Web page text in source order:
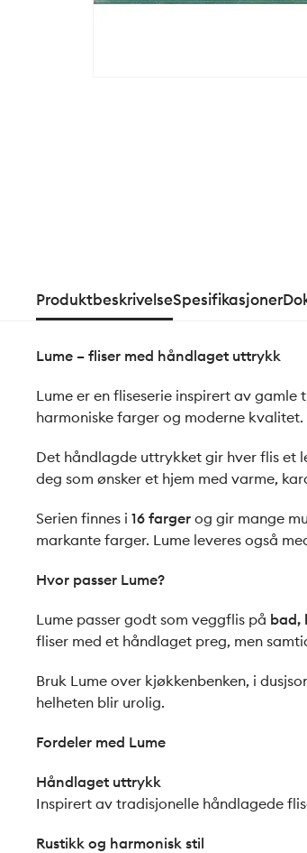
ProduktbeskrivelseSpesifikasjoner
Lume – fliser med håndlaget uttrykk
Lume er en fliseserie inspirert av
harmoniske farger og moderne kvalitet.
Det håndlagde uttrykket gir hver flis et
deg som ønsker et hjem med varme,
Serien finnes i 16 farger og gir mange
markante farger. Lume leveres også
Hvor passer Lume?
Lume passer godt som veggflis på bad,
fliser med et håndlaget preg, men
Bruk Lume over kjøkkenbenken, i
helheten blir urolig.
Fordeler med Lume
Håndlaget uttrykk
Inspirert av tradisjonelle håndlagede
Rustikk og harmonisk stil